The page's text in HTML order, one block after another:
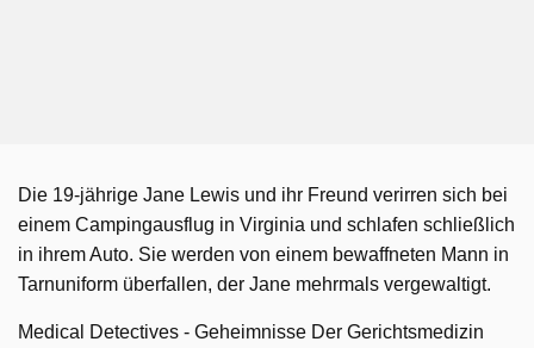
Die 19-jährige Jane Lewis und ihr Freund verirren sich bei
einem Campingausflug in Virginia und schlafen schließlich
in ihrem Auto. Sie werden von einem bewaffneten Mann in
Tarnuniform überfallen, der Jane mehrmals vergewaltigt.
Medical Detectives - Geheimnisse Der Gerichtsmedizin